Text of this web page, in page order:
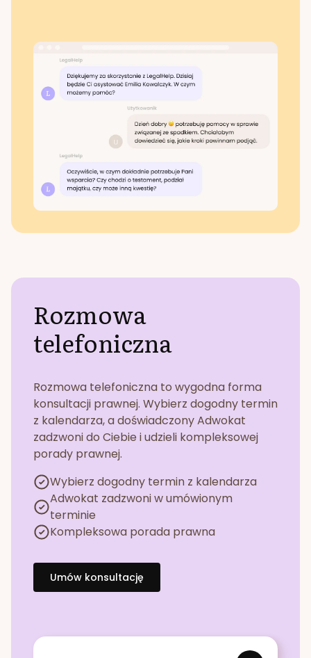
Rozmowa
telefoniczna
Rozmowa telefoniczna to wygodna forma
konsultacji prawnej. Wybierz dogodny termin
z kalendarza, a doświadczony Adwokat
zadzwoni do Ciebie i udzieli kompleksowej
porady prawnej.
Wybierz dogodny termin z kalendarza
Adwokat zadzwoni w umówionym
terminie
Kompleksowa porada prawna
Umów konsultację